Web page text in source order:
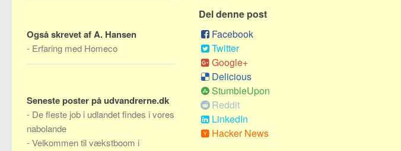
Del denne post
Facebook
Twitter
Google+
Delicious
StumbleUpon
Reddit
LinkedIn
Hacker News
Også skrevet af A. Hansen
- Erfaring med Homeco
Seneste poster på udvandrerne.dk
- De fleste job i udlandet findes i vores
nabolande
-Velkommen til vækstboom i